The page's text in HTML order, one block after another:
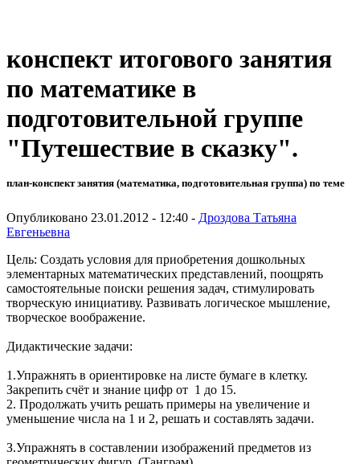
конспект итогового занятия
по математике в
подготовительной группе
"Путешествие в сказку".
план-конспект занятия (математика, подготовительная группа) по теме
Опубликовано 23.01.2012 - 12:40 - Дроздова Татьяна
Евгеньевна
Цель: Создать условия для приобретения дошкольных
элементарных математических представлений, поощрять
самостоятельные поиски решения задач, стимулировать
творческую инициативу. Развивать логическое мышление,
творческое воображение.
Дидактические задачи:
1.Упражнять в ориентировке на листе бумаге в клетку.
Закрепить счёт и знание цифр от 1 до 15.
2. Продолжать учить решать примеры на увеличение и
уменьшение числа на 1 и 2, решать и составлять задачи.
З.Упражнять в составлении изображений предметов из